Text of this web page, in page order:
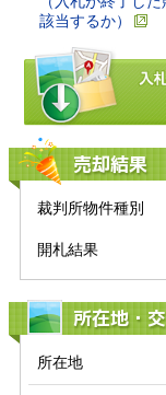
該当するか）
売却結果
裁判所物件種別
開札結果
所在地・
所在地